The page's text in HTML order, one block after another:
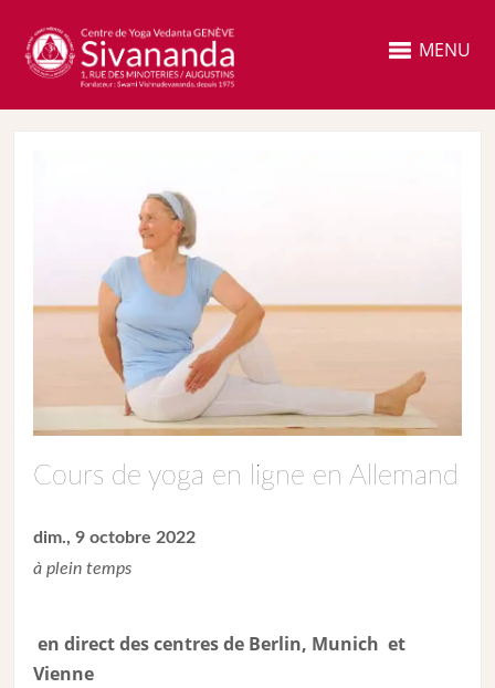
MENU
Cours de yoga en ligne en Allemand
dim., 9 octobre 2022
à plein temps
en direct des centres de Berlin, Munich et
Vienne